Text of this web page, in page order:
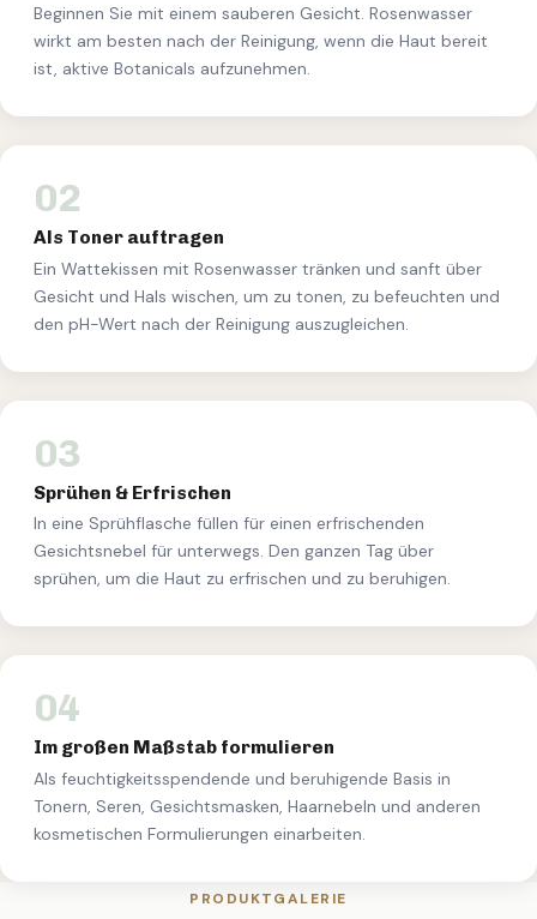
Beginnen Sie mit einem sauberen Gesicht. Rosenwasser
wirkt am besten nach der Reinigung, wenn die Haut bereit
ist, aktive Botanicals aufzunehmen.
02
Als Toner auftragen
Ein Wattekissen mit Rosenwasser tränken und sanft über
Gesicht und Hals wischen, um zu tonen, zu befeuchten und
den pH-Wert nach der Reinigung auszugleichen.
03
Sprühen & Erfrischen
In eine Sprühflasche füllen für einen erfrischenden
Gesichtsnebel für unterwegs. Den ganzen Tag über
sprühen, um die Haut zu erfrischen und zu beruhigen.
04
Im großen Maßstab formulieren
Als feuchtigkeitsspendende und beruhigende Basis in
Tonern, Seren, Gesichtsmasken, Haarnebeln und anderen
kosmetischen Formulierungen einarbeiten.
PRODUKTGALERIE